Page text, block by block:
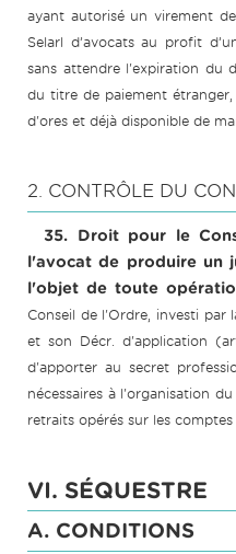
ayant autorisé un virement
Selarl d’avocats au profit
sans attendre l'expiration du
du titre de paiement
d'ores et déjà disponible de
2. CONTRÔLE DU
35. Droit pour le
l'avocat de produire un
l'objet de toute
Conseil de l'Ordre, investi par
et son Décr. d'application
d'apporter au secret
nécessaires à l'organisation
retraits opérés sur les
VI. SÉQUESTRE
A. CONDITIONS